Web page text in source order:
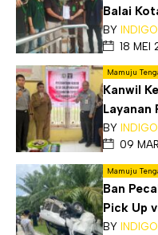
Balai
BY
18 MEI
Mamuju
Kanwil
Layanan
BY
09
Mamuju
Ban
Pick Up
BY